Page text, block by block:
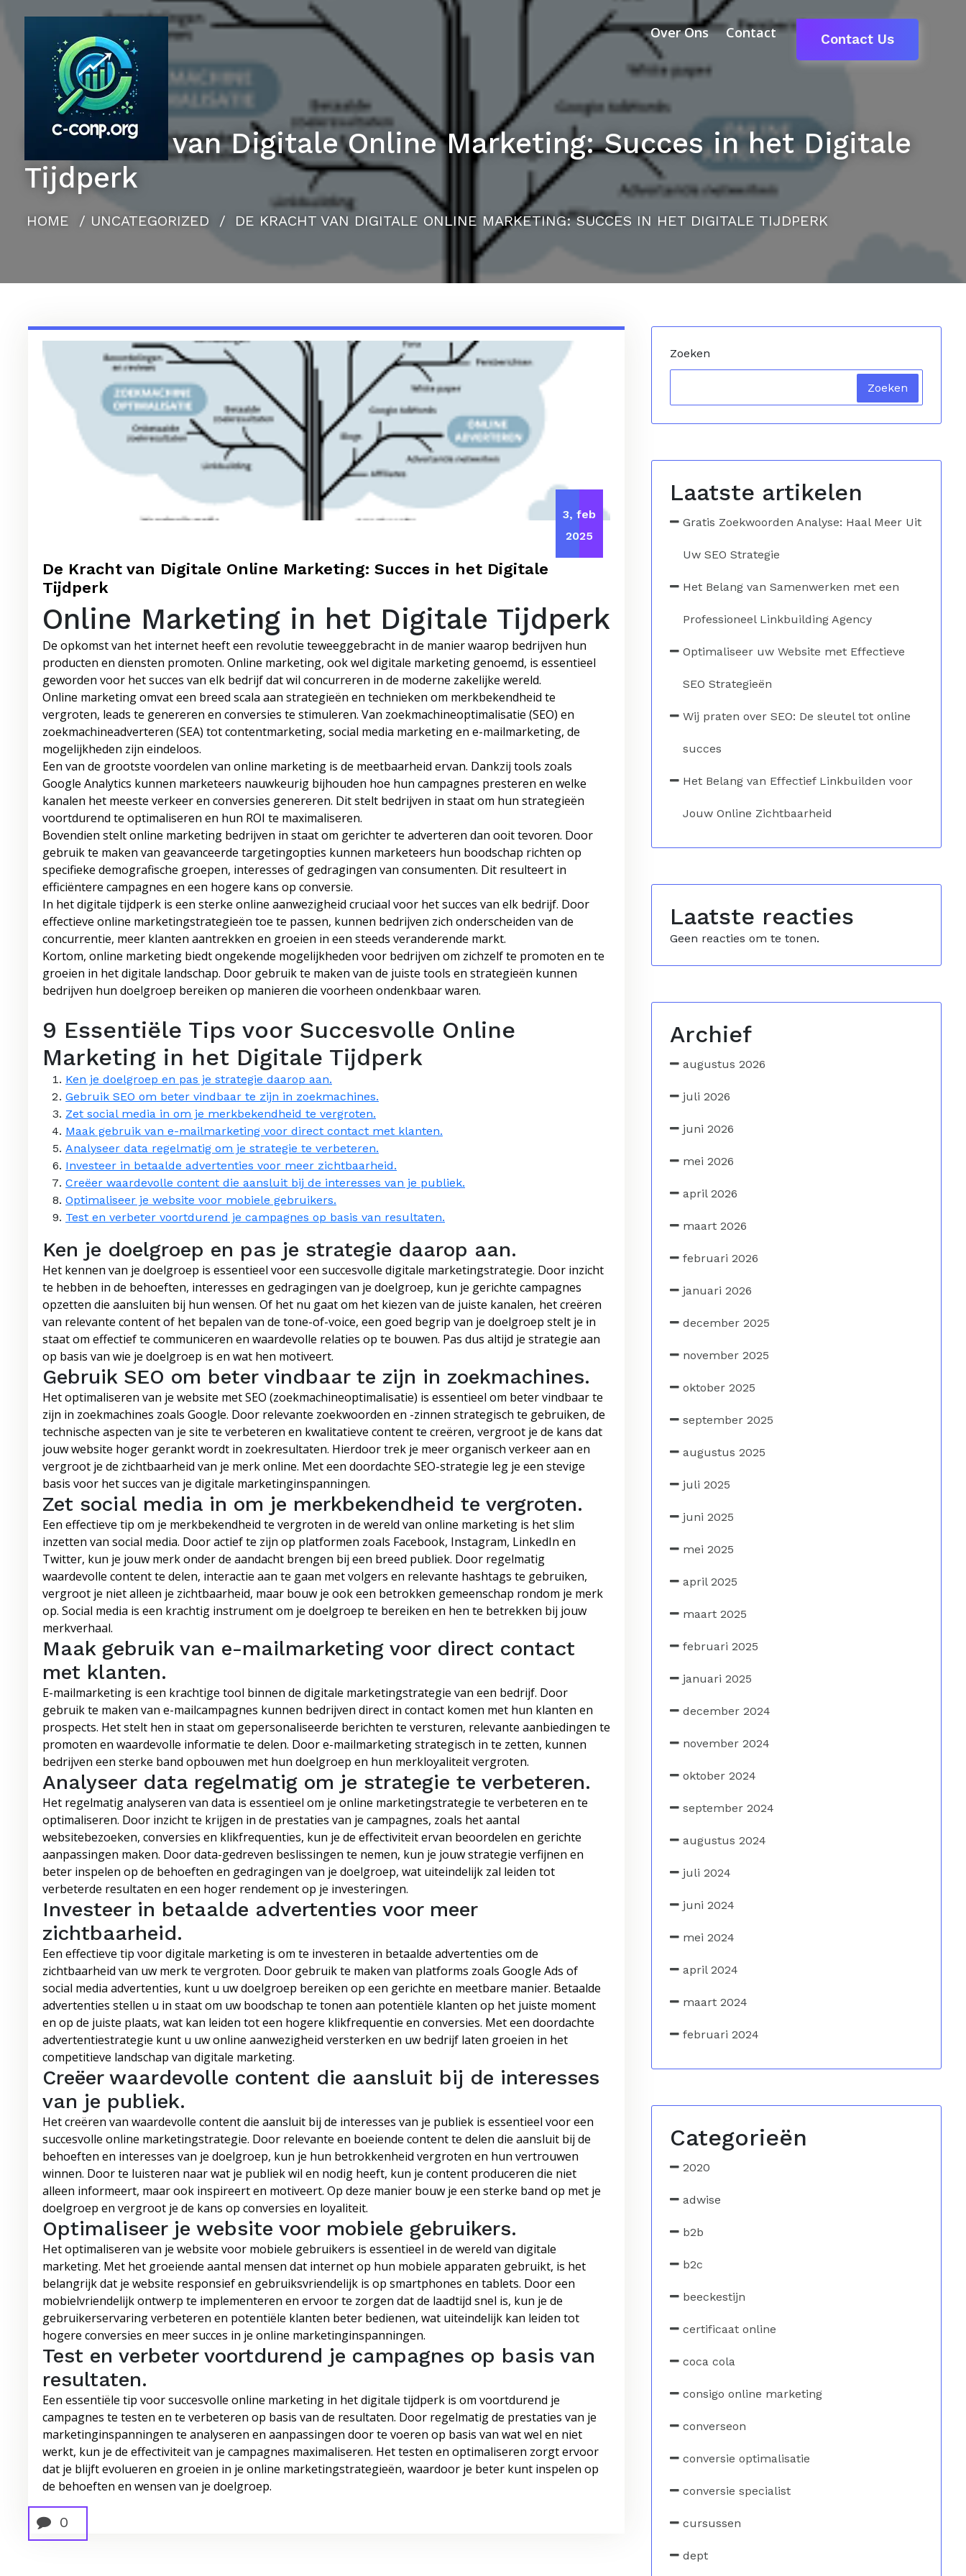
Over Ons Contact Contact Us
De Kracht van Digitale Online Marketing: Succes in het Digitale
Tijdperk
HOME / UNCATEGORIZED / DE KRACHT VAN DIGITALE ONLINE MARKETING: SUCCES IN HET DIGITALE TIJDPERK
3, feb
2025
De Kracht van Digitale Online Marketing: Succes in het Digitale
Tijdperk
Online Marketing in het Digitale Tijdperk
De opkomst van het internet heeft een revolutie teweeggebracht in de manier waarop bedrijven hun
producten en diensten promoten. Online marketing, ook wel digitale marketing genoemd, is essentieel
geworden voor het succes van elk bedrijf dat wil concurreren in de moderne zakelijke wereld.
Online marketing omvat een breed scala aan strategieën en technieken om merkbekendheid te
vergroten, leads te genereren en conversies te stimuleren. Van zoekmachineoptimalisatie (SEO) en
zoekmachineadverteren (SEA) tot contentmarketing, social media marketing en e-mailmarketing, de
mogelijkheden zijn eindeloos.
Een van de grootste voordelen van online marketing is de meetbaarheid ervan. Dankzij tools zoals
Google Analytics kunnen marketeers nauwkeurig bijhouden hoe hun campagnes presteren en welke
kanalen het meeste verkeer en conversies genereren. Dit stelt bedrijven in staat om hun strategieën
voortdurend te optimaliseren en hun ROI te maximaliseren.
Bovendien stelt online marketing bedrijven in staat om gerichter te adverteren dan ooit tevoren. Door
gebruik te maken van geavanceerde targetingopties kunnen marketeers hun boodschap richten op
specifieke demografische groepen, interesses of gedragingen van consumenten. Dit resulteert in
efficiëntere campagnes en een hogere kans op conversie.
In het digitale tijdperk is een sterke online aanwezigheid cruciaal voor het succes van elk bedrijf. Door
effectieve online marketingstrategieën toe te passen, kunnen bedrijven zich onderscheiden van de
concurrentie, meer klanten aantrekken en groeien in een steeds veranderende markt.
Kortom, online marketing biedt ongekende mogelijkheden voor bedrijven om zichzelf te promoten en te
groeien in het digitale landschap. Door gebruik te maken van de juiste tools en strategieën kunnen
bedrijven hun doelgroep bereiken op manieren die voorheen ondenkbaar waren.
9 Essentiële Tips voor Succesvolle Online
Marketing in het Digitale Tijdperk
Ken je doelgroep en pas je strategie daarop aan.
Gebruik SEO om beter vindbaar te zijn in zoekmachines.
Zet social media in om je merkbekendheid te vergroten.
Maak gebruik van e-mailmarketing voor direct contact met klanten.
Analyseer data regelmatig om je strategie te verbeteren.
Investeer in betaalde advertenties voor meer zichtbaarheid.
Creëer waardevolle content die aansluit bij de interesses van je publiek.
Optimaliseer je website voor mobiele gebruikers.
Test en verbeter voortdurend je campagnes op basis van resultaten.
Ken je doelgroep en pas je strategie daarop aan.
Het kennen van je doelgroep is essentieel voor een succesvolle digitale marketingstrategie. Door inzicht
te hebben in de behoeften, interesses en gedragingen van je doelgroep, kun je gerichte campagnes
opzetten die aansluiten bij hun wensen. Of het nu gaat om het kiezen van de juiste kanalen, het creëren
van relevante content of het bepalen van de tone-of-voice, een goed begrip van je doelgroep stelt je in
staat om effectief te communiceren en waardevolle relaties op te bouwen. Pas dus altijd je strategie aan
op basis van wie je doelgroep is en wat hen motiveert.
Gebruik SEO om beter vindbaar te zijn in zoekmachines.
Het optimaliseren van je website met SEO (zoekmachineoptimalisatie) is essentieel om beter vindbaar te
zijn in zoekmachines zoals Google. Door relevante zoekwoorden en -zinnen strategisch te gebruiken, de
technische aspecten van je site te verbeteren en kwalitatieve content te creëren, vergroot je de kans dat
jouw website hoger gerankt wordt in zoekresultaten. Hierdoor trek je meer organisch verkeer aan en
vergroot je de zichtbaarheid van je merk online. Met een doordachte SEO-strategie leg je een stevige
basis voor het succes van je digitale marketinginspanningen.
Zet social media in om je merkbekendheid te vergroten.
Een effectieve tip om je merkbekendheid te vergroten in de wereld van online marketing is het slim
inzetten van social media. Door actief te zijn op platformen zoals Facebook, Instagram, LinkedIn en
Twitter, kun je jouw merk onder de aandacht brengen bij een breed publiek. Door regelmatig
waardevolle content te delen, interactie aan te gaan met volgers en relevante hashtags te gebruiken,
vergroot je niet alleen je zichtbaarheid, maar bouw je ook een betrokken gemeenschap rondom je merk
op. Social media is een krachtig instrument om je doelgroep te bereiken en hen te betrekken bij jouw
merkverhaal.
Maak gebruik van e-mailmarketing voor direct contact
met klanten.
E-mailmarketing is een krachtige tool binnen de digitale marketingstrategie van een bedrijf. Door
gebruik te maken van e-mailcampagnes kunnen bedrijven direct in contact komen met hun klanten en
prospects. Het stelt hen in staat om gepersonaliseerde berichten te versturen, relevante aanbiedingen te
promoten en waardevolle informatie te delen. Door e-mailmarketing strategisch in te zetten, kunnen
bedrijven een sterke band opbouwen met hun doelgroep en hun merkloyaliteit vergroten.
Analyseer data regelmatig om je strategie te verbeteren.
Het regelmatig analyseren van data is essentieel om je online marketingstrategie te verbeteren en te
optimaliseren. Door inzicht te krijgen in de prestaties van je campagnes, zoals het aantal
websitebezoeken, conversies en klikfrequenties, kun je de effectiviteit ervan beoordelen en gerichte
aanpassingen maken. Door data-gedreven beslissingen te nemen, kun je jouw strategie verfijnen en
beter inspelen op de behoeften en gedragingen van je doelgroep, wat uiteindelijk zal leiden tot
verbeterde resultaten en een hoger rendement op je investeringen.
Investeer in betaalde advertenties voor meer
zichtbaarheid.
Een effectieve tip voor digitale marketing is om te investeren in betaalde advertenties om de
zichtbaarheid van uw merk te vergroten. Door gebruik te maken van platforms zoals Google Ads of
social media advertenties, kunt u uw doelgroep bereiken op een gerichte en meetbare manier. Betaalde
advertenties stellen u in staat om uw boodschap te tonen aan potentiële klanten op het juiste moment
en op de juiste plaats, wat kan leiden tot een hogere klikfrequentie en conversies. Met een doordachte
advertentiestrategie kunt u uw online aanwezigheid versterken en uw bedrijf laten groeien in het
competitieve landschap van digitale marketing.
Creëer waardevolle content die aansluit bij de interesses
van je publiek.
Het creëren van waardevolle content die aansluit bij de interesses van je publiek is essentieel voor een
succesvolle online marketingstrategie. Door relevante en boeiende content te delen die aansluit bij de
behoeften en interesses van je doelgroep, kun je hun betrokkenheid vergroten en hun vertrouwen
winnen. Door te luisteren naar wat je publiek wil en nodig heeft, kun je content produceren die niet
alleen informeert, maar ook inspireert en motiveert. Op deze manier bouw je een sterke band op met je
doelgroep en vergroot je de kans op conversies en loyaliteit.
Optimaliseer je website voor mobiele gebruikers.
Het optimaliseren van je website voor mobiele gebruikers is essentieel in de wereld van digitale
marketing. Met het groeiende aantal mensen dat internet op hun mobiele apparaten gebruikt, is het
belangrijk dat je website responsief en gebruiksvriendelijk is op smartphones en tablets. Door een
mobielvriendelijk ontwerp te implementeren en ervoor te zorgen dat de laadtijd snel is, kun je de
gebruikerservaring verbeteren en potentiële klanten beter bedienen, wat uiteindelijk kan leiden tot
hogere conversies en meer succes in je online marketinginspanningen.
Test en verbeter voortdurend je campagnes op basis van
resultaten.
Een essentiële tip voor succesvolle online marketing in het digitale tijdperk is om voortdurend je
campagnes te testen en te verbeteren op basis van de resultaten. Door regelmatig de prestaties van je
marketinginspanningen te analyseren en aanpassingen door te voeren op basis van wat wel en niet
werkt, kun je de effectiviteit van je campagnes maximaliseren. Het testen en optimaliseren zorgt ervoor
dat je blijft evolueren en groeien in je online marketingstrategieën, waardoor je beter kunt inspelen op
de behoeften en wensen van je doelgroep.
0
Zoeken
Zoeken
Laatste artikelen
Gratis Zoekwoorden Analyse: Haal Meer Uit
Uw SEO Strategie
Het Belang van Samenwerken met een
Professioneel Linkbuilding Agency
Optimaliseer uw Website met Effectieve
SEO Strategieën
Wij praten over SEO: De sleutel tot online
succes
Het Belang van Effectief Linkbuilden voor
Jouw Online Zichtbaarheid
Laatste reacties
Geen reacties om te tonen.
Archief
augustus 2026
juli 2026
juni 2026
mei 2026
april 2026
maart 2026
februari 2026
januari 2026
december 2025
november 2025
oktober 2025
september 2025
augustus 2025
juli 2025
juni 2025
mei 2025
april 2025
maart 2025
februari 2025
januari 2025
december 2024
november 2024
oktober 2024
september 2024
augustus 2024
juli 2024
juni 2024
mei 2024
april 2024
maart 2024
februari 2024
Categorieën
2020
adwise
b2b
b2c
beeckestijn
certificaat online
coca cola
consigo online marketing
converseon
conversie optimalisatie
conversie specialist
cursussen
dept